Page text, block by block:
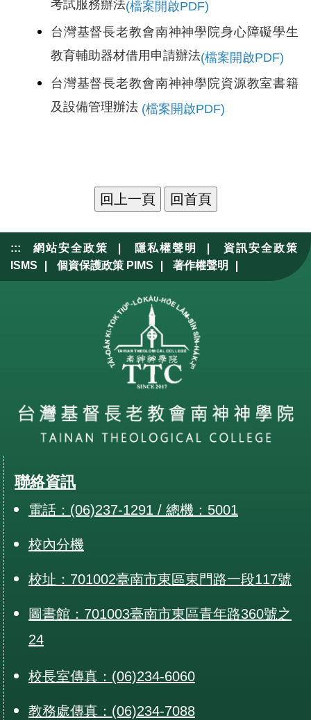
考試服務辦法(檔案開啟PDF)
台灣基督長老教會南神神學院身心障礙學生
教育輔助器材借用申請辦法(檔案開啟PDF)
台灣基督長老教會南神神學院資源教室書籍
及設備管理辦法 (檔案開啟PDF)
::: 網站安全政策 | 隱私權聲明 |
資訊安全政策
ISMS
| 個資保護政策 PIMS | 著作權聲明 |
聯絡資訊
電話：(06)237-1291 / 總機：5001
校內分機
校址：701002臺南市東區東門路一段117號
圖書館：701003臺南市東區青年路360號之
24
校長室傳真：(06)234-6060
教務處傳真：(06)234-7088